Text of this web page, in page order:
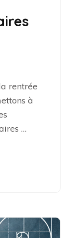
rentrée
à
…